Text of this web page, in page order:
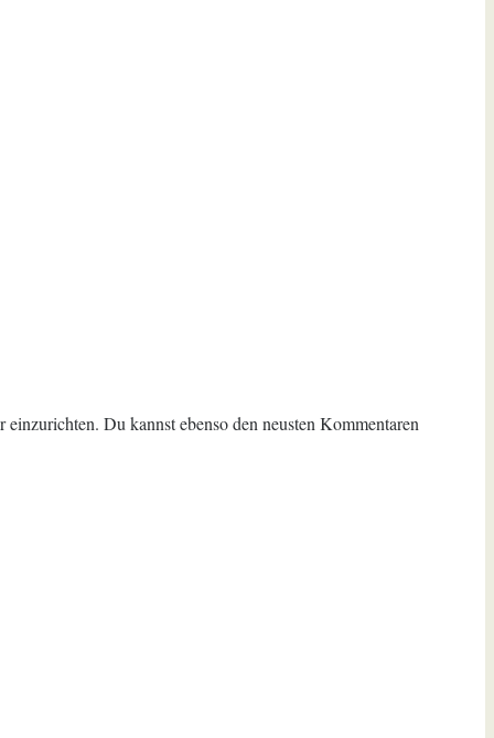
einzurichten. Du kannst ebenso den neusten Kommentaren